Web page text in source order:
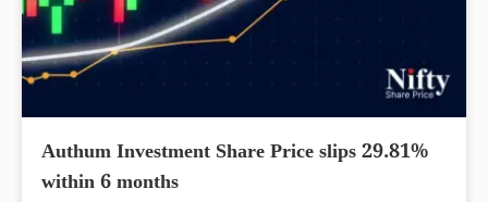
Authum Investment Share Price slips 29.81%
within 6 months